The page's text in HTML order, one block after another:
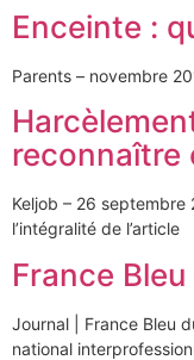
Enceinte :
Parents – novembre
reconnaître
Keljob – 26
l’intégralité de l’article
France
Journal | France Bleu
national